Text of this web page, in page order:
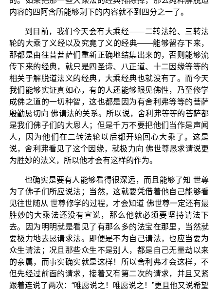
内容的四阿含所能够剩下的内容就不到四分之一了。
到目前，我们今天会有大乘经——二转法轮、三转法
轮的大乘了义经以及究竟了义的经典——能够留存下来，
那都是由往昔菩萨们重新正确地结集出来的，否则能够流
传下来的经典，就只是四圣谛、八正道、十二因缘等等的
相关于解脱道法义的经典，大乘经典也就没有了。而今天
我们能够实证真如心，有的人还能够眼见佛性，乃至修学
成佛之道的一切种智，这也都是因为有舍利弗等等的菩萨
殷勤恳切向 佛请法的关系。所以说，舍利弗等等的菩萨都
是我们佛子们的大恩人；但是千万不要把他们当作是声闻
人，因为他们在二转法轮以后都开始回心大乘了。这是
说，舍利弗看见了这个因缘，就极力向 佛世尊恳求请说更
为胜妙的法义，所以他才会有这样的作为。
也确实是要有人能够看得很深远，而且能够了知 世尊
为了佛子们所应说法；当然，这就要凭借着他自己能够看
见往世随从 世尊修学的过程，才会知道 佛世尊一定还有最
胜妙的大乘法还没有宣说，那么他就必须要坚持请法下
去。因为明明就是看见了有那么多的法宝在那里，当然就
要极力地去恳请求法。即便是不为自己请法，也应当要为
众生请法；况且那些众生不是别人，都是自己无量劫以来
的亲属，而事实确实就是这样！所以舍利弗才会这样，不
但先经过前面的请求，接着又有第二次的请求，并且又紧
跟着连说了两次：“唯愿说之！唯愿说之！”更且他又说希望